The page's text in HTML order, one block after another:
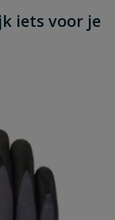
iets voor je